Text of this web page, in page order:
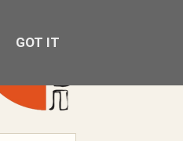
GOT IT